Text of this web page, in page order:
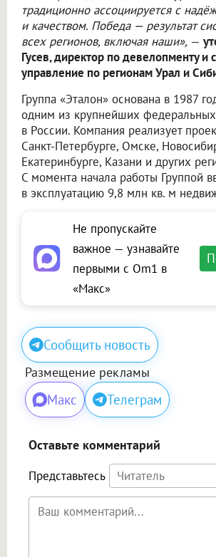
традиционно ассоциируется с
и качеством. Победа — результат
всех регионов, включая наши», —
Гусев, директор по девелопменту и
управление по регионам Урал и
Группа «Эталон» основана в 1987
одним из крупнейших
в России. Компания реализует
Санкт-Петербурге, Омске,
Екатеринбурге, Казани и других
С момента начала работы Группой
в эксплуатацию 9,8 млн кв. м
Не пропускайте
важное — узнавайте
первыми с Om1 в
«Макс»
Сообщить новость
Размещение рекламы
Макс Телеграм
Оставьте комментарий
Представьтесь